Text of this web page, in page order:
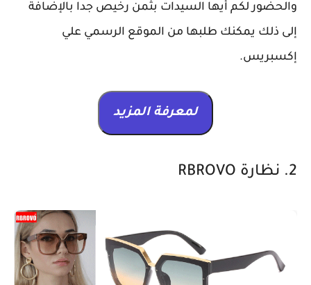
والحضور لكم أيها السيدات بثمن رخيص جدا بالإضافة
إلى ذلك يمكنك طلبها من الموقع الرسمي علي
إكسبريس.
لمعرفة المزيد
2. نظارة RBROVO